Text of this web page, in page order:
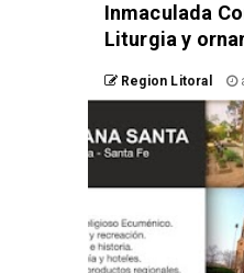
Inmaculada
Liturgia y
Region Litoral